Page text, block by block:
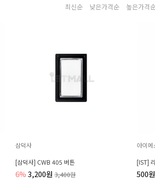
최신순 낮은가격순 높은가격
삼덕사
[삼덕사] CWB 405 버튼
6%3,200원 3,400원
아이에
[IST]
500원